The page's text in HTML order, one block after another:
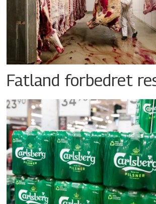
Fatland forbedret